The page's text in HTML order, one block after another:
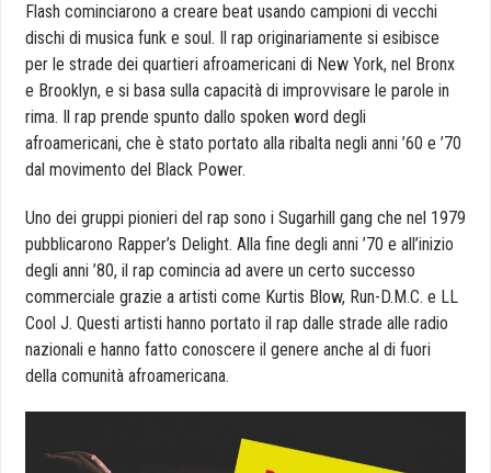
Flash cominciarono a creare beat usando campioni di vecchi
dischi di musica funk e soul. Il rap originariamente si esibisce
per le strade dei quartieri afroamericani di New York, nel Bronx
e Brooklyn, e si basa sulla capacità di improvvisare le parole in
rima. Il rap prende spunto dallo spoken word degli
afroamericani, che è stato portato alla ribalta negli anni ’60 e ’70
dal movimento del Black Power.
Uno dei gruppi pionieri del rap sono i Sugarhill gang che nel 1979
pubblicarono Rapper’s Delight. Alla fine degli anni ’70 e all’inizio
degli anni ’80, il rap comincia ad avere un certo successo
commerciale grazie a artisti come Kurtis Blow, Run-D.M.C. e LL
Cool J. Questi artisti hanno portato il rap dalle strade alle radio
nazionali e hanno fatto conoscere il genere anche al di fuori
della comunità afroamericana.